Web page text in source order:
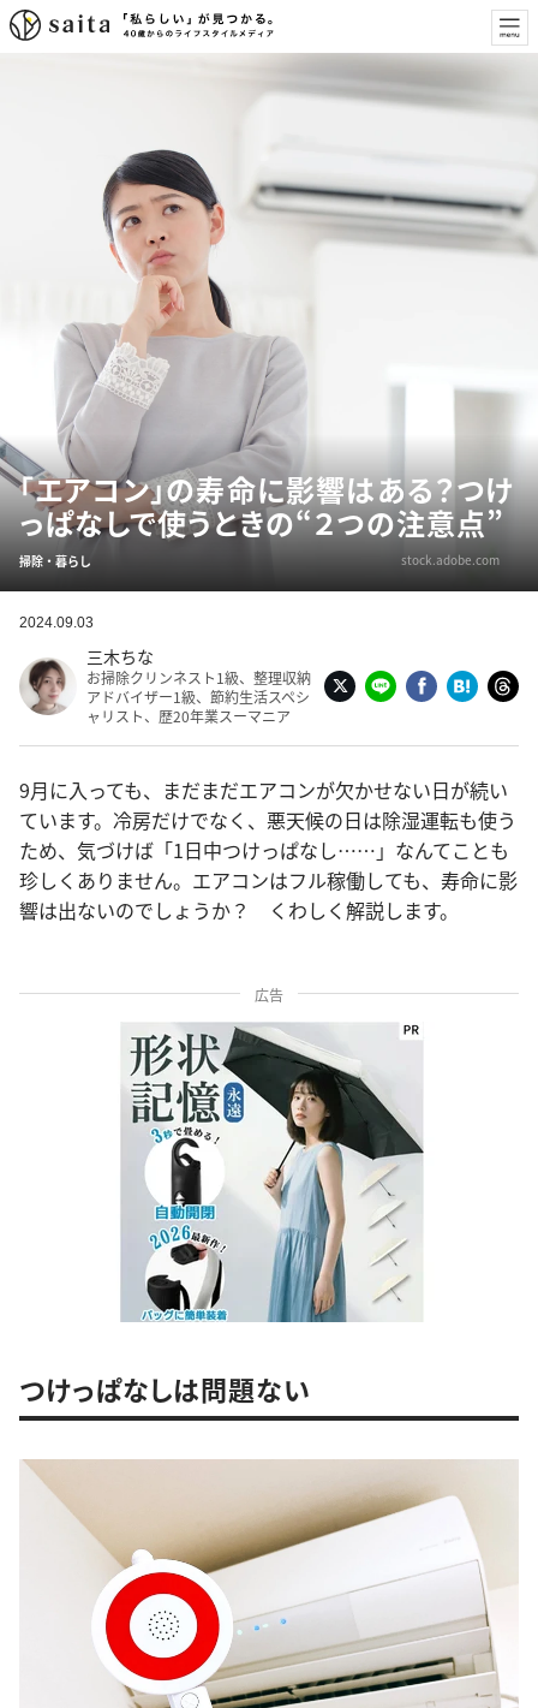
「エアコン」の寿命に影響はある？つけ
っぱなしで使うときの“２つの注意点”
掃除・暮らし stock.adobe.com
2024.09.03
三木ちな
お掃除クリンネスト1級、整理収納
アドバイザー1級、節約生活スペシ
ャリスト、歴20年業スーマニア
9月に入っても、まだまだエアコンが欠かせない日が続い
ています。冷房だけでなく、悪天候の日は除湿運転も使う
ため、気づけば「1日中つけっぱなし……」なんてことも
珍しくありません。エアコンはフル稼働しても、寿命に影
響は出ないのでしょうか？ くわしく解説します。
広告
つけっぱなしは問題ない